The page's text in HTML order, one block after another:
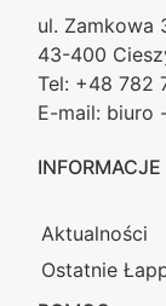
ul. Zamkowa
43-400
Tel: +48 782
E-mail: biuro
INFORMACJE
Aktualności
Ostatnie